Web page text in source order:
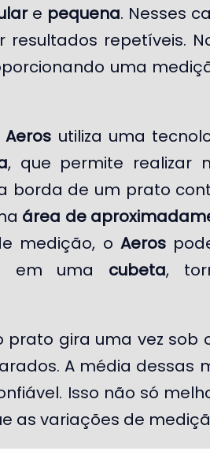
e pequena. Nesses
resultados repetíveis.
uma
utiliza uma
, que permite realizar
borda de um prato
área de
medição, o Aeros
em uma cubeta,
prato gira uma vez sob
A média
Isso não só
as variações de